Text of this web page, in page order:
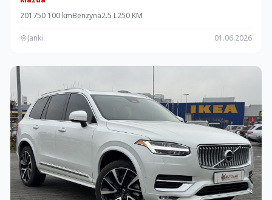
201750 100 kmBenzyna2.5 L250 KM
Janki 01.06.2026